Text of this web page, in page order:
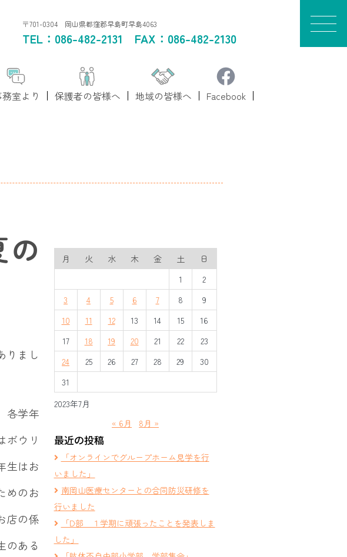
〒701-0304 岡山県都窪郡早島町早島4063
TEL： 086-482-2131 FAX：086-482-2130
室より 保護者の皆様へ 地域の皆様へ Facebook
りまし
各学年
ボウリ
生はお
めのお
店の係
のある
2023年7月
月 火 水 木 金 土
日
1
2
3
4 5 6 7 8
9
10
11 12 13 14 15
16
17
18 19 20 21 22
23
24
25 26 27 28 29
30
31
« 6月 8月 »
最近の投稿
「オンラインでグループホーム見学を行
いました」
南岡山医療センターとの合同防災研修を
行いました
「D部 １学期に頑張ったことを発表しま
した」